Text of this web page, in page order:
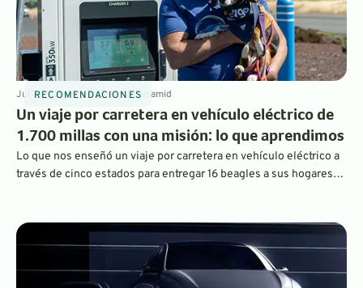
RECOMENDACIONES
Jul 7, 2026 4minBySam Abuelsamid
Un viaje por carretera en vehículo eléctrico de
1.700 millas con una misión: lo que aprendimos
Lo que nos enseñó un viaje por carretera en vehículo eléctrico a
través de cinco estados para entregar 16 beagles a sus hogares